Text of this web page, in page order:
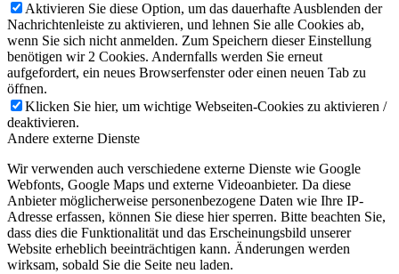
Aktivieren Sie diese Option, um das dauerhafte Ausblenden der
Nachrichtenleiste zu aktivieren, und lehnen Sie alle Cookies ab,
wenn Sie sich nicht anmelden. Zum Speichern dieser Einstellung
benötigen wir 2 Cookies. Andernfalls werden Sie erneut
aufgefordert, ein neues Browserfenster oder einen neuen Tab zu
öffnen.
Klicken Sie hier, um wichtige Webseiten-Cookies zu aktivieren /
deaktivieren.
Andere externe Dienste
Wir verwenden auch verschiedene externe Dienste wie Google
Webfonts, Google Maps und externe Videoanbieter. Da diese
Anbieter möglicherweise personenbezogene Daten wie Ihre IP-
Adresse erfassen, können Sie diese hier sperren. Bitte beachten Sie,
dass dies die Funktionalität und das Erscheinungsbild unserer
Website erheblich beeinträchtigen kann. Änderungen werden
wirksam, sobald Sie die Seite neu laden.